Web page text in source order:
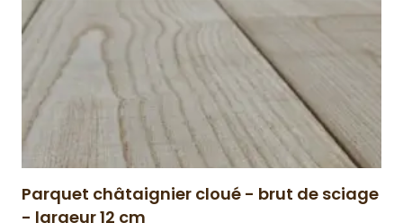
Parquet châtaignier cloué - brut de sciage
- largeur 12 cm